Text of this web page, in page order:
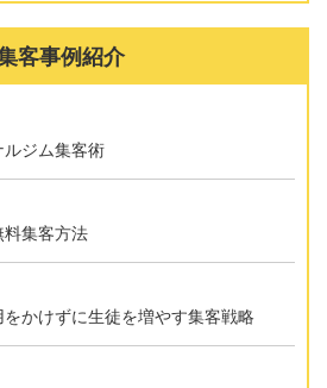
客事例紹介
ジム集客術
料集客方法
かけずに生徒を増やす集客戦略